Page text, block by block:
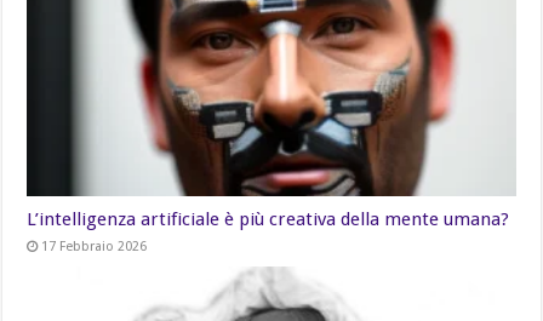
L’intelligenza artificiale è più creativa della mente umana?
17 Febbraio 2026